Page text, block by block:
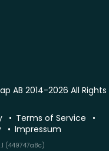
AB 2014-2026 All Rights
Terms of Service
Impressum
(449747a8c)